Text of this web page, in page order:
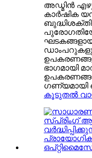
അഡ്മിൻ
കാർഷിക
ഭാഗമായി
ഗണ്യമായി
കൂടുതൽ